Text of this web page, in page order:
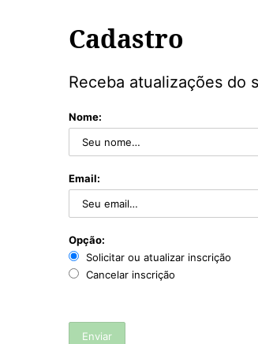
Cadastro
Receba atualizações do
Nome:
Email:
Opção:
Solicitar ou atualizar inscrição
Cancelar inscrição